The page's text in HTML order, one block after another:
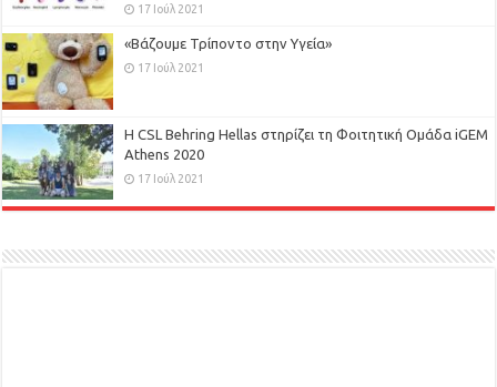
17 Ιούλ 2021
«Βάζουμε Τρίποντο στην Υγεία»
17 Ιούλ 2021
H CSL Behring Hellas στηρίζει τη Φοιτητική Ομάδα iGEM
Athens 2020
17 Ιούλ 2021